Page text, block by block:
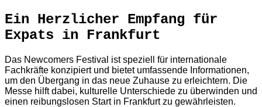
Ein Herzlicher Empfang für
Expats in Frankfurt
Das Newcomers Festival ist speziell für internationale
Fachkräfte konzipiert und bietet umfassende Informationen,
um den Übergang in das neue Zuhause zu erleichtern. Die
Messe hilft dabei, kulturelle Unterschiede zu überwinden und
einen reibungslosen Start in Frankfurt zu gewährleisten.